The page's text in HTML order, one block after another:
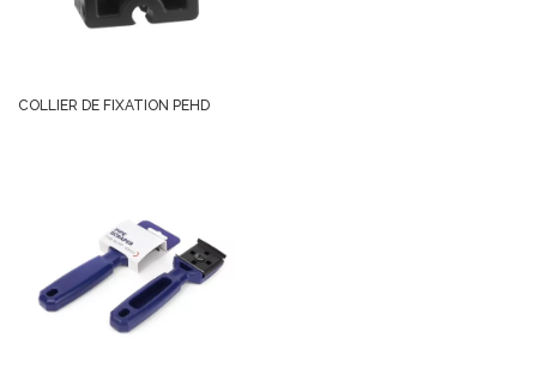
COLLIER DE FIXATION PEHD